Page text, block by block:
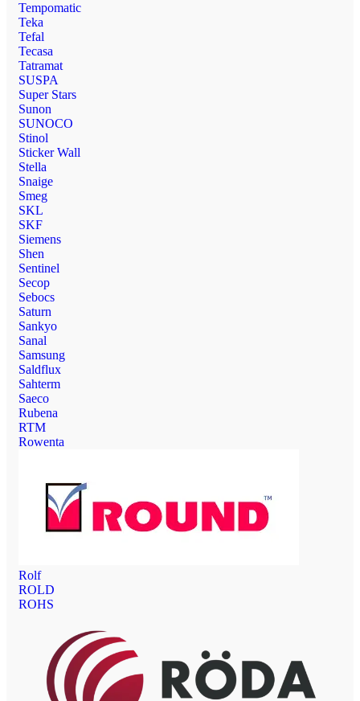
Tempomatic
Teka
Tefal
Tecasa
Tatramat
SUSPA
Super Stars
Sunon
SUNOCO
Stinol
Sticker Wall
Stella
Snaige
Smeg
SKL
SKF
Siemens
Shen
Sentinel
Secop
Sebocs
Saturn
Sankyo
Sanal
Samsung
Saldflux
Sahterm
Saeco
Rubena
RTM
Rowenta
Rolf
ROLD
ROHS